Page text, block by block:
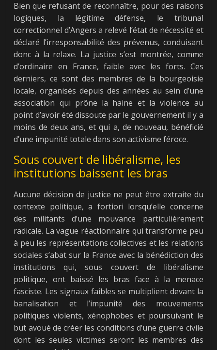
Bien que refusant de reconnaître, pour des raisons
logiques, la légitime défense, le tribunal
correctionnel d’Angers a relevé l’état de nécessité et
déclaré l’irresponsabilité des prévenus, conduisant
donc à la relaxe. La justice s’est montrée, comme
d’ordinaire en France, faible avec les forts. Ces
derniers, ce sont des membres de la bourgeoisie
locale, organisés depuis des années au sein d’une
association qui prône la haine et la violence au
point d’avoir été dissoute par le gouvernement il y a
moins de deux ans, et qui a, de nouveau, bénéficié
d’une impunité totale dans son activisme féroce.
Sous couvert de libéralisme, les
institutions baissent les bras
Aucune décision de justice ne peut être extraite du
contexte politique, a fortiori lorsqu’elle concerne
des militants d’une mouvance particulièrement
radicale. La vague réactionnaire qui transforme peu
à peu les représentations collectives et les relations
sociales s’abat sur la France avec la bénédiction des
institutions qui, sous couvert de libéralisme
politique, ont baissé les bras face à la menace
fasciste. Les signaux faibles se multiplient devant la
banalisation et l’impunité des mouvements
politiques violents, xénophobes et poursuivant le
but avoué de créer les conditions d’une guerre civile
dont les seules victimes seront les membres des